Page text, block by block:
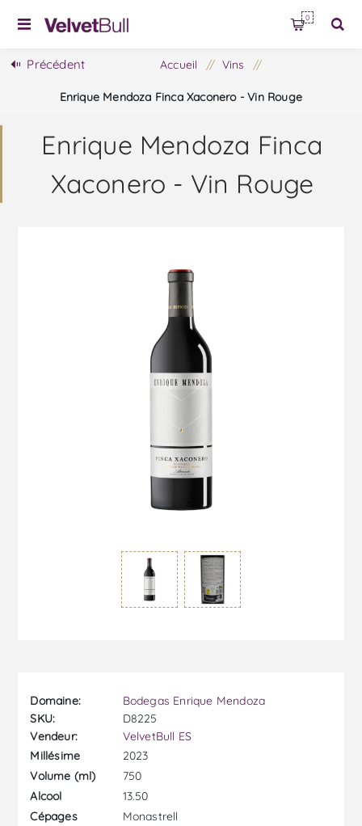
0
Précédent Accueil / Vins /
Enrique Mendoza Finca Xaconero - Vin Rouge
Enrique Mendoza Finca
Xaconero - Vin Rouge
Domaine:
Bodegas Enrique Mendoza
SKU:
D8225
Vendeur:
VelvetBull ES
Millésime
2023
Volume (ml)
750
Alcool
13.50
Cépages
Monastrell